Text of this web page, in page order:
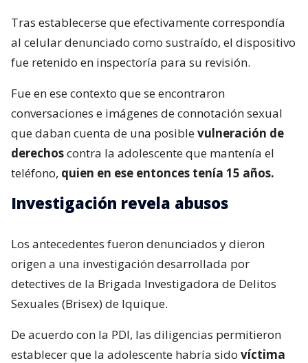
Tras establecerse que efectivamente correspondía
al celular denunciado como sustraído, el dispositivo
fue retenido en inspectoría para su revisión.
Fue en ese contexto que se encontraron
conversaciones e imágenes de connotación sexual
que daban cuenta de una posiblevulneración de
derechoscontra la adolescente que mantenía el
teléfono, quien en ese entonces tenía 15 años.
Investigación revela abusos
Los antecedentes fueron denunciados y dieron
origen a una investigación desarrollada por
detectives de la Brigada Investigadora de Delitos
Sexuales (Brisex) de Iquique.
De acuerdo con la PDI, las diligencias permitieron
establecer que la adolescente habría sido víctima